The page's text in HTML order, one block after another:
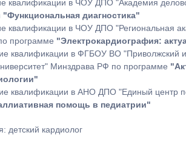
квалификации в ЧОУ ДПО "Академия
"Функциональная диагностика"
квалификации в ЧОУ ДПО "Региональная
программе "Электрокардиография:
квалификации в ФГБОУ ВО "Приволжский
Минздрава РФ по программе
квалификации в АНО ДПО "Единый центр
помощь в педиатрии"
детский кардиолог